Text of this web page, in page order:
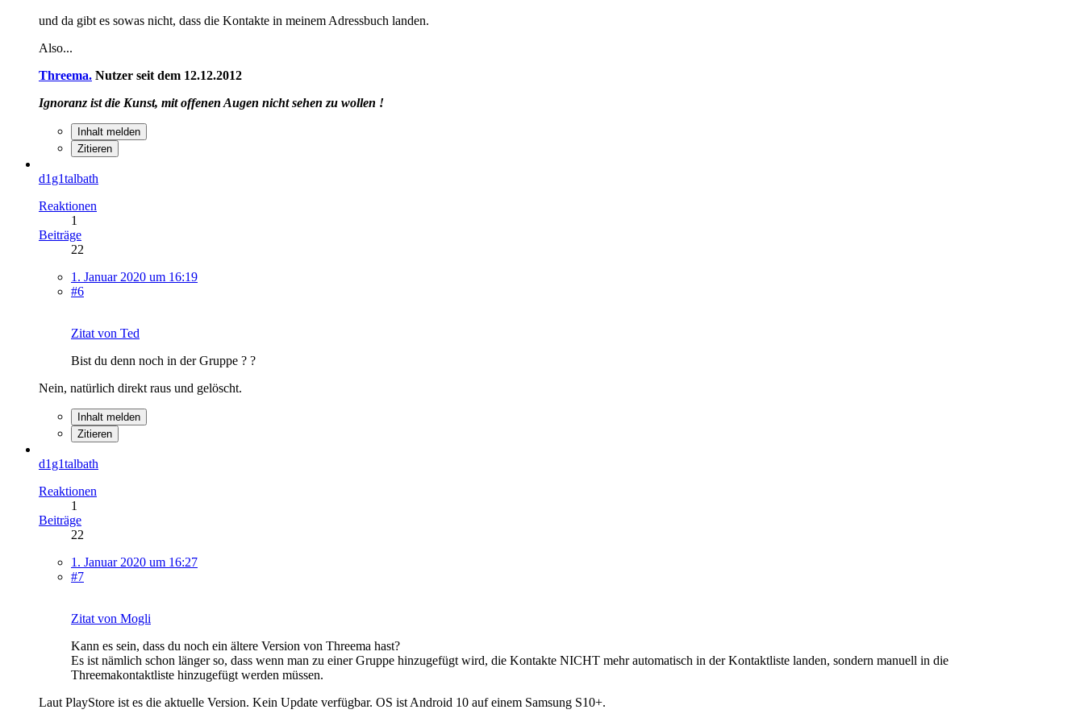
und da gibt es sowas nicht, dass die Kontakte in meinem Adressbuch landen.
Also...
Threema. Nutzer seit dem 12.12.2012
Ignoranz ist die Kunst, mit offenen Augen nicht sehen zu wollen !
Inhalt melden
Zitieren
d1g1talbath
Reaktionen
1
Beiträge
22
1. Januar 2020 um 16:19
#6
Zitat von Ted
Bist du denn noch in der Gruppe ? ?
Nein, natürlich direkt raus und gelöscht.
Inhalt melden
Zitieren
d1g1talbath
Reaktionen
1
Beiträge
22
1. Januar 2020 um 16:27
#7
Zitat von Mogli
Kann es sein, dass du noch ein ältere Version von Threema hast?
Es ist nämlich schon länger so, dass wenn man zu einer Gruppe hinzugefügt wird, die Kontakte NICHT mehr automatisch in der Kontaktliste landen, sondern manuell in die
Threemakontaktliste hinzugefügt werden müssen.
Laut PlayStore ist es die aktuelle Version. Kein Update verfügbar. OS ist Android 10 auf einem Samsung S10+.